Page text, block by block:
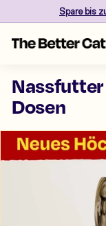
zum
Inhalt
Sparebis
T
e
B
e
t
t
e
Dosen